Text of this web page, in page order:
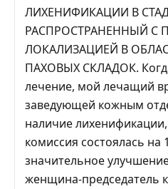
ЛИХЕНИФИКАЦИИ В
РАСПРОСТРАНЕННЫЙ С
ЛОКАЛИЗАЦИЕЙ В
ПАХОВЫХ СКЛАДОК.
лечение, мой лечащий
заведующей кожным
наличие
комиссия состоялась
значительное
женщина-председатель